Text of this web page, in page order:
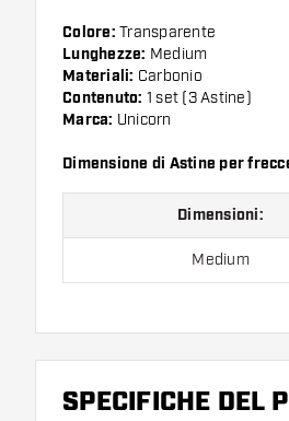
Colore: Transparente
Lunghezze: Medium
Materiali: Carbonio
Contenuto: 1 set (3 Astine)
Marca: Unicorn
Dimensione di Astine per
Dimensioni:
Medium
Confezione da 3 pezzi.
SPECIFICHE DEL